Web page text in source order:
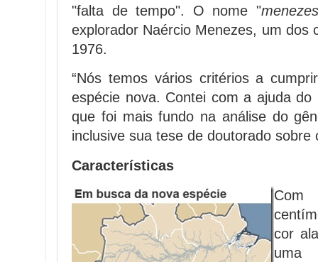
"falta de tempo". O nome "
explorador Naércio Menezes, um dos
1976.
“Nós temos vários critérios a
espécie nova. Contei com a ajuda do
que foi mais fundo na análise do
inclusive sua tese de doutorado sobre
Características
Com
cor
uma